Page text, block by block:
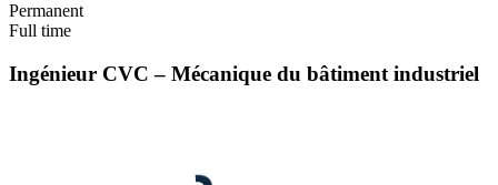
Permanent
Full time
Ingénieur CVC – Mécanique du bâtiment industriel